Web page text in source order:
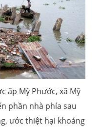
ấp Mỹ Phước, xã Mỹ
phần nhà phía sau
ước thiệt hại khoảng